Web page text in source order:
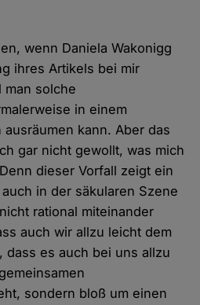
wenn Daniela Wakonigg
ihres Artikels bei mir
man solche
in einem
kann. Aber das
gar nicht gewollt, was mich
dieser Vorfall zeigt ein
in der säkularen Szene
rational miteinander
auch wir allzu leicht dem
dass es auch bei uns allzu
sondern bloß um einen